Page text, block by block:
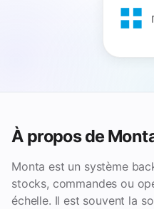
À propos de
Monta est un système
stocks, commandes ou
échelle. Il est souvent la